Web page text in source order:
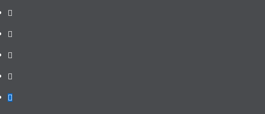
YouTube
Telegram
Instagram
Twitter
Google